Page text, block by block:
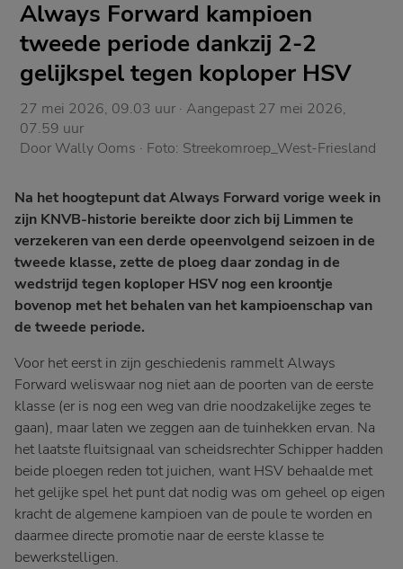
Always Forward kampioen
tweede periode dankzij 2-2
gelijkspel tegen koploper HSV
27 mei 2026, 09.03 uur · Aangepast27 mei 2026,
07.59 uur
Door Wally Ooms · Foto: Streekomroep_West-Friesland
Na het hoogtepunt dat Always Forward vorige week in
zijn KNVB-historie bereikte door zich bij Limmen te
verzekeren van een derde opeenvolgend seizoen in de
tweede klasse, zette de ploeg daar zondag in de
wedstrijd tegen koploper HSV nog een kroontje
bovenop met het behalen van het kampioenschap van
de tweede periode.
Voor het eerst in zijn geschiedenis rammelt Always
Forward weliswaar nog niet aan de poorten van de eerste
klasse (er is nog een weg van drie noodzakelijke zeges te
gaan), maar laten we zeggen aan de tuinhekken ervan. Na
het laatste fluitsignaal van scheidsrechter Schipper hadden
beide ploegen reden tot juichen, want HSV behaalde met
het gelijke spel het punt dat nodig was om geheel op eigen
kracht de algemene kampioen van de poule te worden en
daarmee directe promotie naar de eerste klasse te
bewerkstelligen.